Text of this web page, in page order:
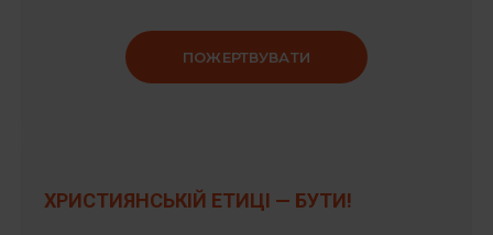
ПОЖЕРТВУВАТИ
ХРИСТИЯНСЬКІЙ ЕТИЦІ — БУТИ!